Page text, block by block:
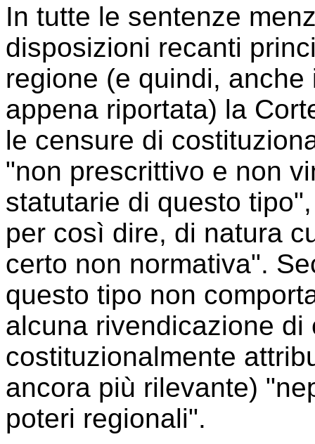
In tutte le sentenze
disposizioni recanti
regione (e quindi,
appena riportata) la
le censure di
"non prescrittivo e non
statutarie di questo
per così dire, di natura
certo non normativa".
questo tipo non
alcuna rivendicazione di
costituzionalmente
ancora più rilevante)
poteri regionali".